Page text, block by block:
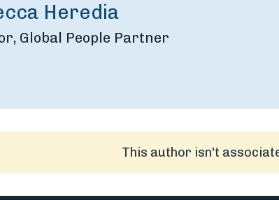
Heredia
Global People Partner
This author isn't